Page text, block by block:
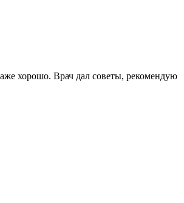
хорошо. Врач дал советы, рекомендую